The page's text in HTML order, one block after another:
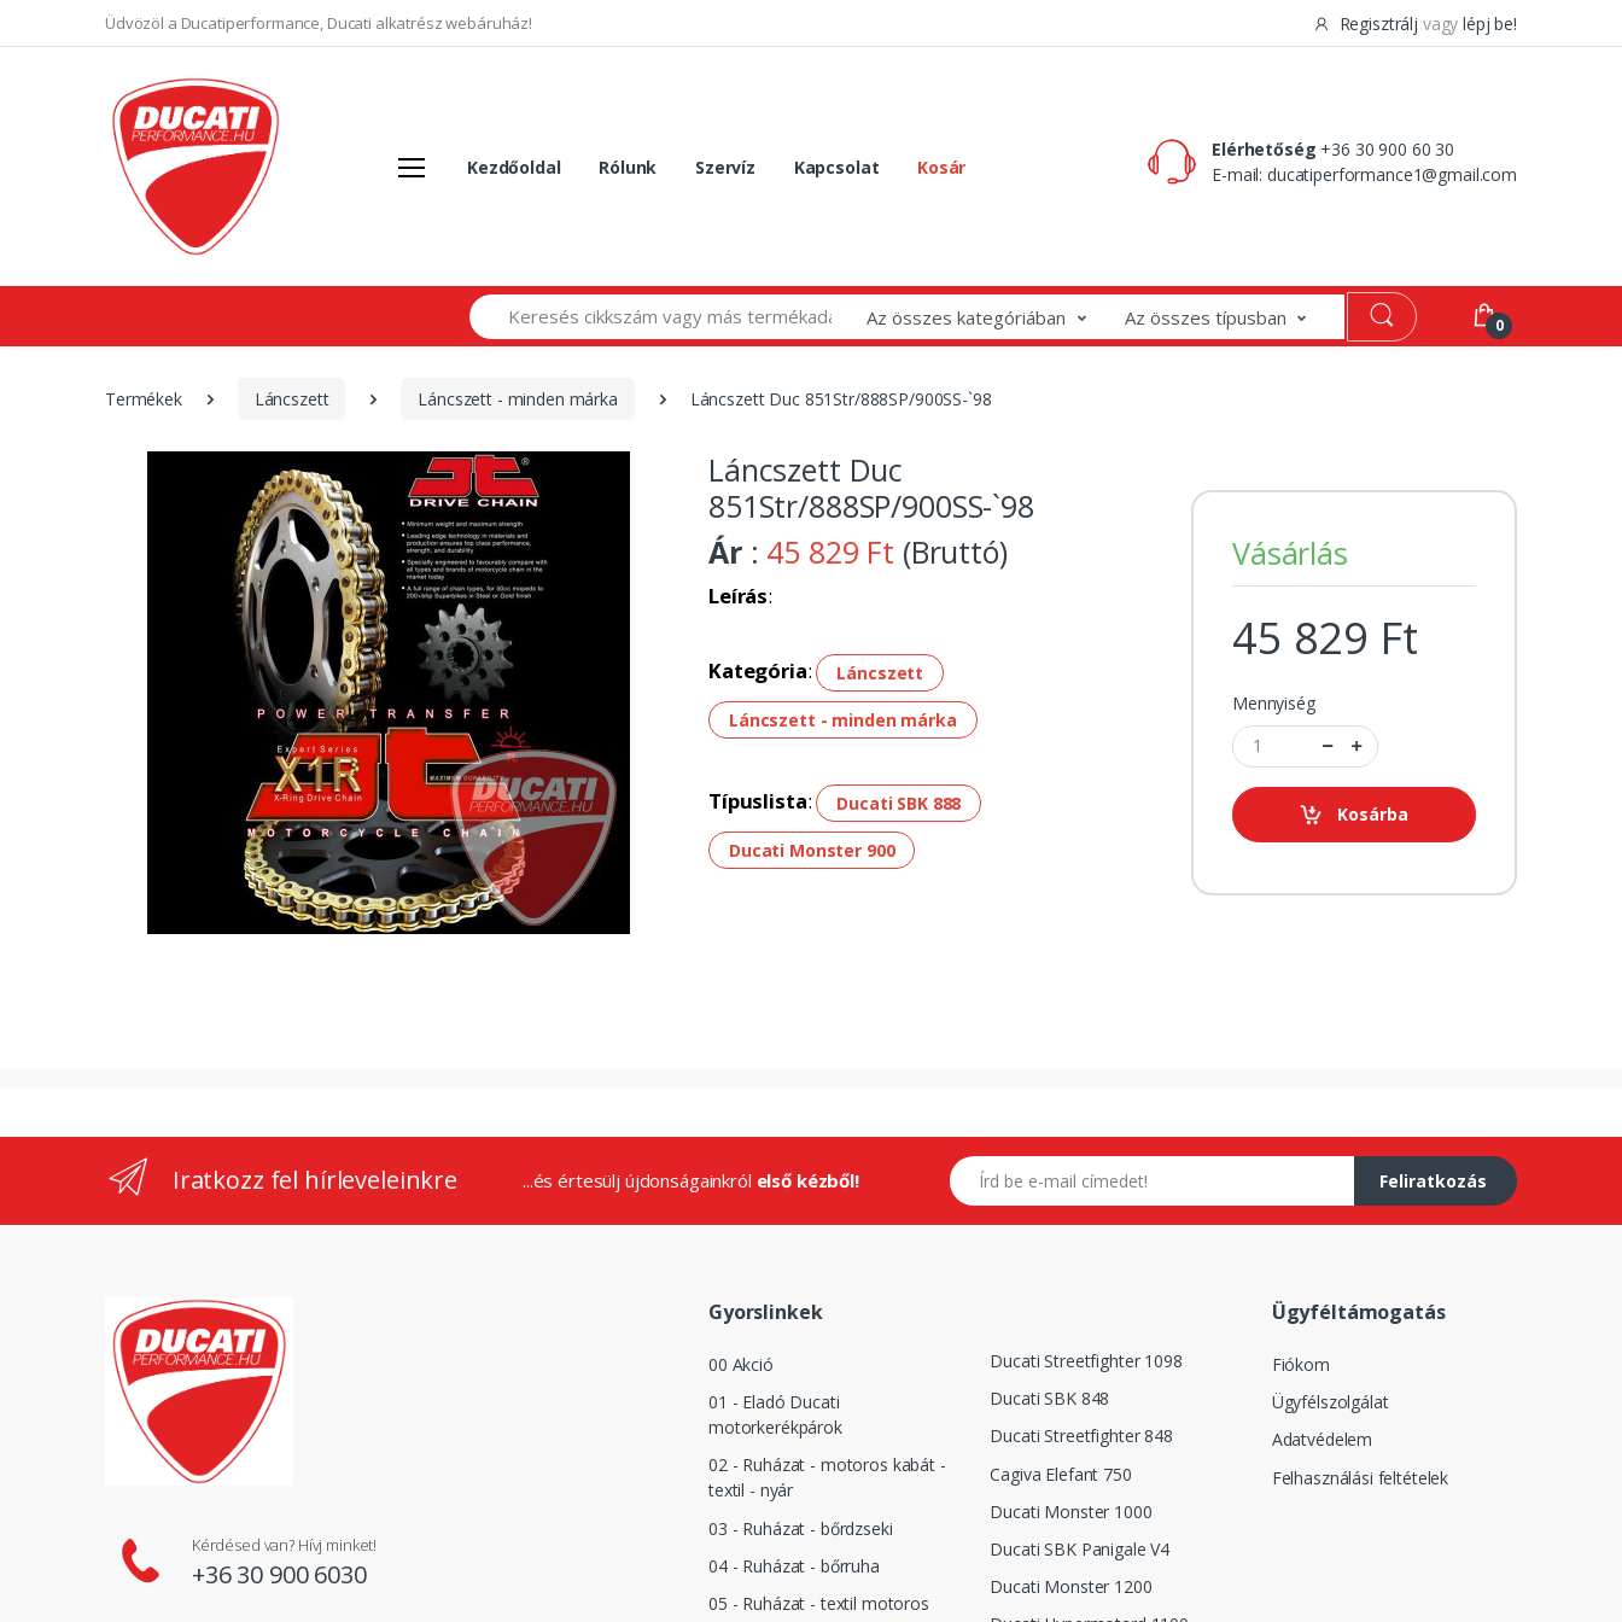
Üdvözöl a Ducatiperformance, Ducati alkatrész webáruház! Regisztrálj vagy lépj be!
Kezdőoldal Rólunk Szervíz Kapcsolat Kosár
Elérhetőség +36 30 900 60 30
E-mail:ducatiperformance1@gmail.com
Search
Az összes kategóriában Az összes típusban 0
Termékek Láncszett Láncszett - minden márka Láncszett Duc 851Str/888SP/900SS-`98
Láncszett Duc
851Str/888SP/900SS-`98
Ár : 45 829 Ft (Bruttó)
Leírás:
Kategória: Láncszett
Láncszett - minden márka
Típuslista: Ducati SBK 888
Ducati Monster 900
Vásárlás
45 829 Ft
Mennyiség
Kosárba
Iratkozz fel hírleveleinkre ...és értesülj újdonságainkról első kézből!
E-mail címed
Feliratkozás
Kérdésed van? Hívj minket!
+36 30 900 6030
Gyorslinkek
00 Akció
01 - Eladó Ducati
motorkerékpárok
02 - Ruházat - motoros kabát -
textil - nyár
03 - Ruházat - bőrdzseki
04 - Ruházat - bőrruha
05 - Ruházat - textil motoros
Ducati Streetfighter 1098
Ducati SBK 848
Ducati Streetfighter 848
Cagiva Elefant 750
Ducati Monster 1000
Ducati SBK Panigale V4
Ducati Monster 1200
Ügyféltámogatás
Fiókom
Ügyfélszolgálat
Adatvédelem
Felhasználási feltételek